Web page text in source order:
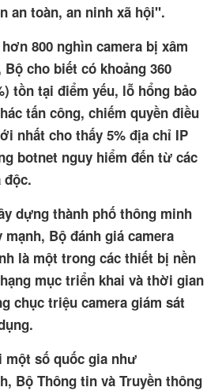
an toàn, an ninh xã hội".
800 nghìn camera bị xâm
cho biết có khoảng 360
tồn tại điểm yếu, lỗ hổng bảo
tấn công, chiếm quyền điều
nhất cho thấy 5% địa chỉ IP
botnet nguy hiểm đến từ các
độc.
dựng thành phố thông minh
mạnh, Bộ đánh giá camera
là một trong các thiết bị nền
mục triển khai và thời gian
chục triệu camera giám sát
một số quốc gia như
Bộ Thông tin và Truyền thông